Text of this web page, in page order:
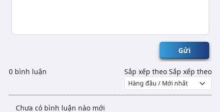
Gửi
0 bình luận Sắp xếp theo Sắp xếp theo
Chưa có bình luận nào mới